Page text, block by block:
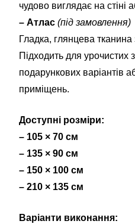
чудово виглядає на стіні
– Атлас (під замовлення)
Гладка, глянцева
Підходить для урочистих
подарункових варіантів
приміщень.
Доступні розміри:
– 105 × 70 см
– 135 × 90 см
– 150 × 100 см
– 210 × 135 см
Варіанти виконання: